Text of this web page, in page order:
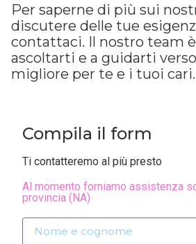
Per saperne di più sui
discutere delle tue
contattaci. Il nostro team
ascoltarti e a guidarti
migliore per te e i tuoi cari.
Compila il form
Ti contatteremo al più presto
Al momento forniamo assistenza
provincia (NA)